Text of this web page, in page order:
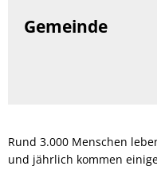
Gemeinde
Rund 3.000 Menschen
und jährlich kommen